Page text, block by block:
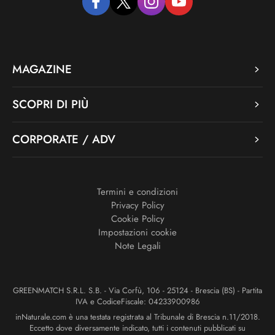
facebooktwitter instagramyoutube
MAGAZINE
SCOPRI DI PIÙ
CORPORATE / ADV
Termini e condizioni
Privacy Policy
Cookie Policy
Impostazioni cookie
Note Legali
GREENMATCH S.R.L. S.B. - Via Corfù, 106 - 25124 - Brescia (BS) - Partita
IVA e CodiceFiscale: 04233900986
inNaturale.com è una testata registrata al Tribunale di Brescia n.11/2018.
Eccetto dove diversamente indicato, tutti i contenuti pubblicati su